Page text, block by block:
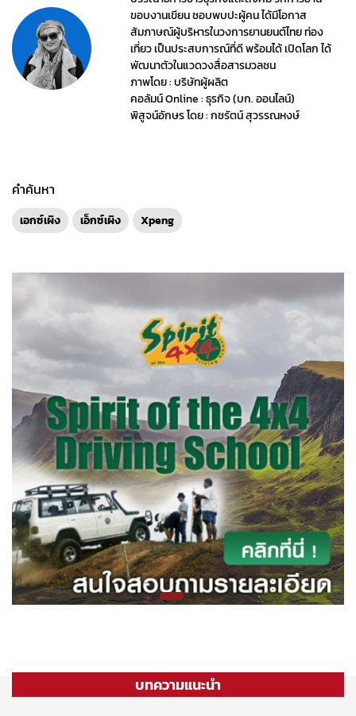
ขอบงานเขียน ชอบพบปะผู้คน ได้มีโอกาส
สัมภาษณ์ผู้บริหารในวงการยานยนต์ไทย ท่อง
เที่ยว เป็นประสบการณ์ที่ดี พร้อมได้ เปิดโลก ได้
พัฒนาตัวในแวดวงสื่อสารมวลชน
ภาพโดย : บริษัทผู้ผลิต
คอลัมน์ Online : ธุรกิจ (บก. ออนไลน์)
พิสูจน์อักษร โดย : กชรัตน์ สุวรรณหงษ์
คำค้นหา
เอกซ์เผิง เอ็กซ์เผิง Xpeng
บทความแนะนำ